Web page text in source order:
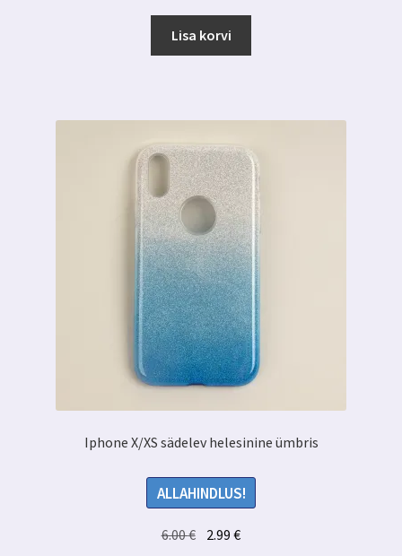
hind
oli:
6.00 €.
hind
2.59 €.
Lisa korvi
Iphone X/XS sädelev helesinine ümbris
ALLAHINDLUS!
6.00€ Algne
2.99€Praegune